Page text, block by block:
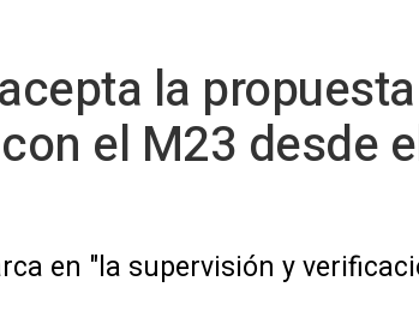
la
el M23 desde
en "la supervisión y